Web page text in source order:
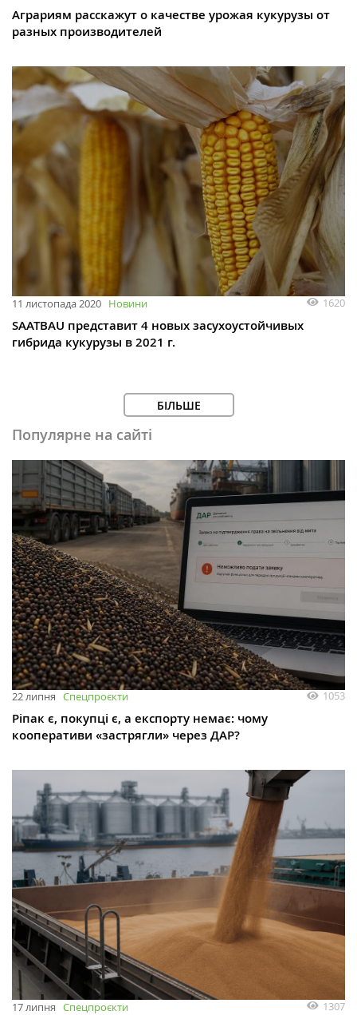
Аграриям расскажут о качестве урожая кукурузы от
разных производителей
11 листопада 2020 Новини 1620
SAATBAU представит 4 новых засухоустойчивых
гибрида кукурузы в 2021 г.
БІЛЬШЕ
Популярне на сайті
22 липня Спецпроєкти 1053
Ріпак є, покупці є, а експорту немає: чому
кооперативи «застрягли» через ДАР?
17 липня Спецпроєкти 1307